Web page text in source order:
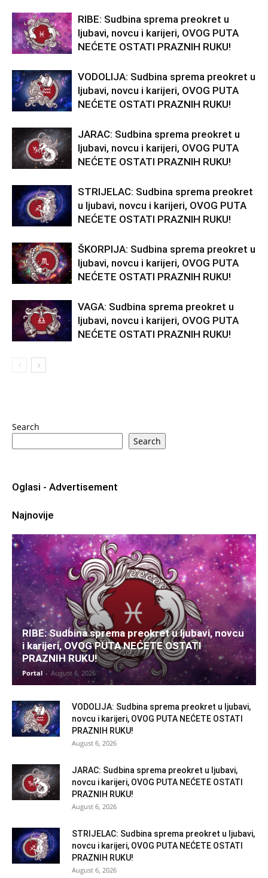
RIBE: Sudbina sprema preokret u
ljubavi, novcu i karijeri, OVOG PUTA
NEĆETE OSTATI PRAZNIH RUKU!
VODOLIJA: Sudbina sprema preokret u
ljubavi, novcu i karijeri, OVOG PUTA
NEĆETE OSTATI PRAZNIH RUKU!
JARAC: Sudbina sprema preokret u
ljubavi, novcu i karijeri, OVOG PUTA
NEĆETE OSTATI PRAZNIH RUKU!
STRIJELAC: Sudbina sprema preokret
u ljubavi, novcu i karijeri, OVOG PUTA
NEĆETE OSTATI PRAZNIH RUKU!
ŠKORPIJA: Sudbina sprema preokret u
ljubavi, novcu i karijeri, OVOG PUTA
NEĆETE OSTATI PRAZNIH RUKU!
VAGA: Sudbina sprema preokret u
ljubavi, novcu i karijeri, OVOG PUTA
NEĆETE OSTATI PRAZNIH RUKU!
Search
Search
Oglasi - Advertisement
Najnovije
RIBE: Sudbina sprema preokret u ljubavi, novcu
i karijeri, OVOG PUTA NEĆETE OSTATI
PRAZNIH RUKU!
Portal - August 6, 2026
VODOLIJA: Sudbina sprema preokret u ljubavi,
novcu i karijeri, OVOG PUTA NEĆETE OSTATI
PRAZNIH RUKU!
August 6, 2026
JARAC: Sudbina sprema preokret u ljubavi,
novcu i karijeri, OVOG PUTA NEĆETE OSTATI
PRAZNIH RUKU!
August 6, 2026
STRIJELAC: Sudbina sprema preokret u ljubavi,
novcu i karijeri, OVOG PUTA NEĆETE OSTATI
PRAZNIH RUKU!
August 6, 2026